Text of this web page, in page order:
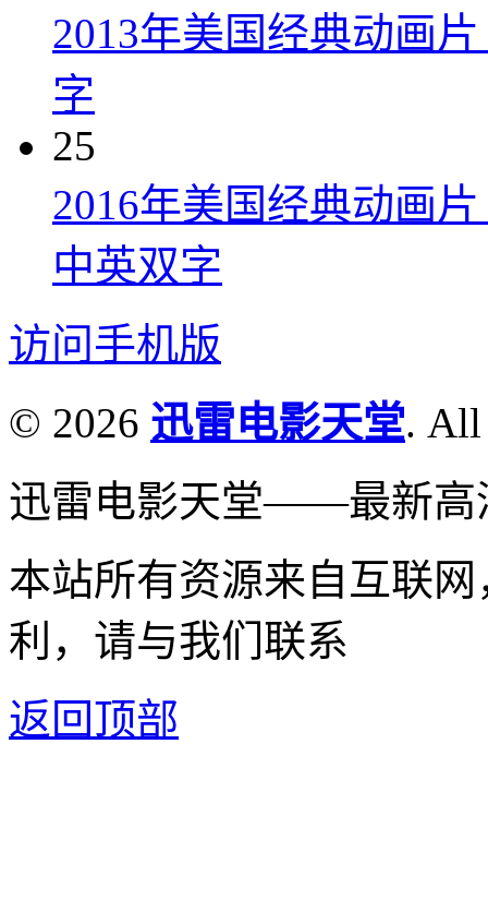
2013年美国经典动画
字
25
2016年美国经典动画
中英双字
访问手机版
© 2026 迅雷电影天堂. All
迅雷电影天堂——最新高
本站所有资源来自互联
利，请与我们联系
返回顶部